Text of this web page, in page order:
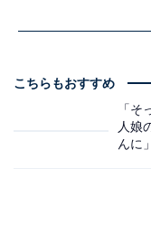
こちらもおすすめ
「
人娘
んに」